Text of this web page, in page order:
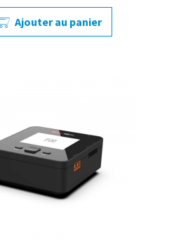
Ajouter au panier